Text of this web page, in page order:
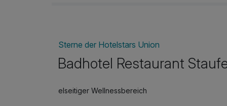
Sterne der Hotelstars Union
Badhotel Restaurant
Vielseitiger Wellnessbereich